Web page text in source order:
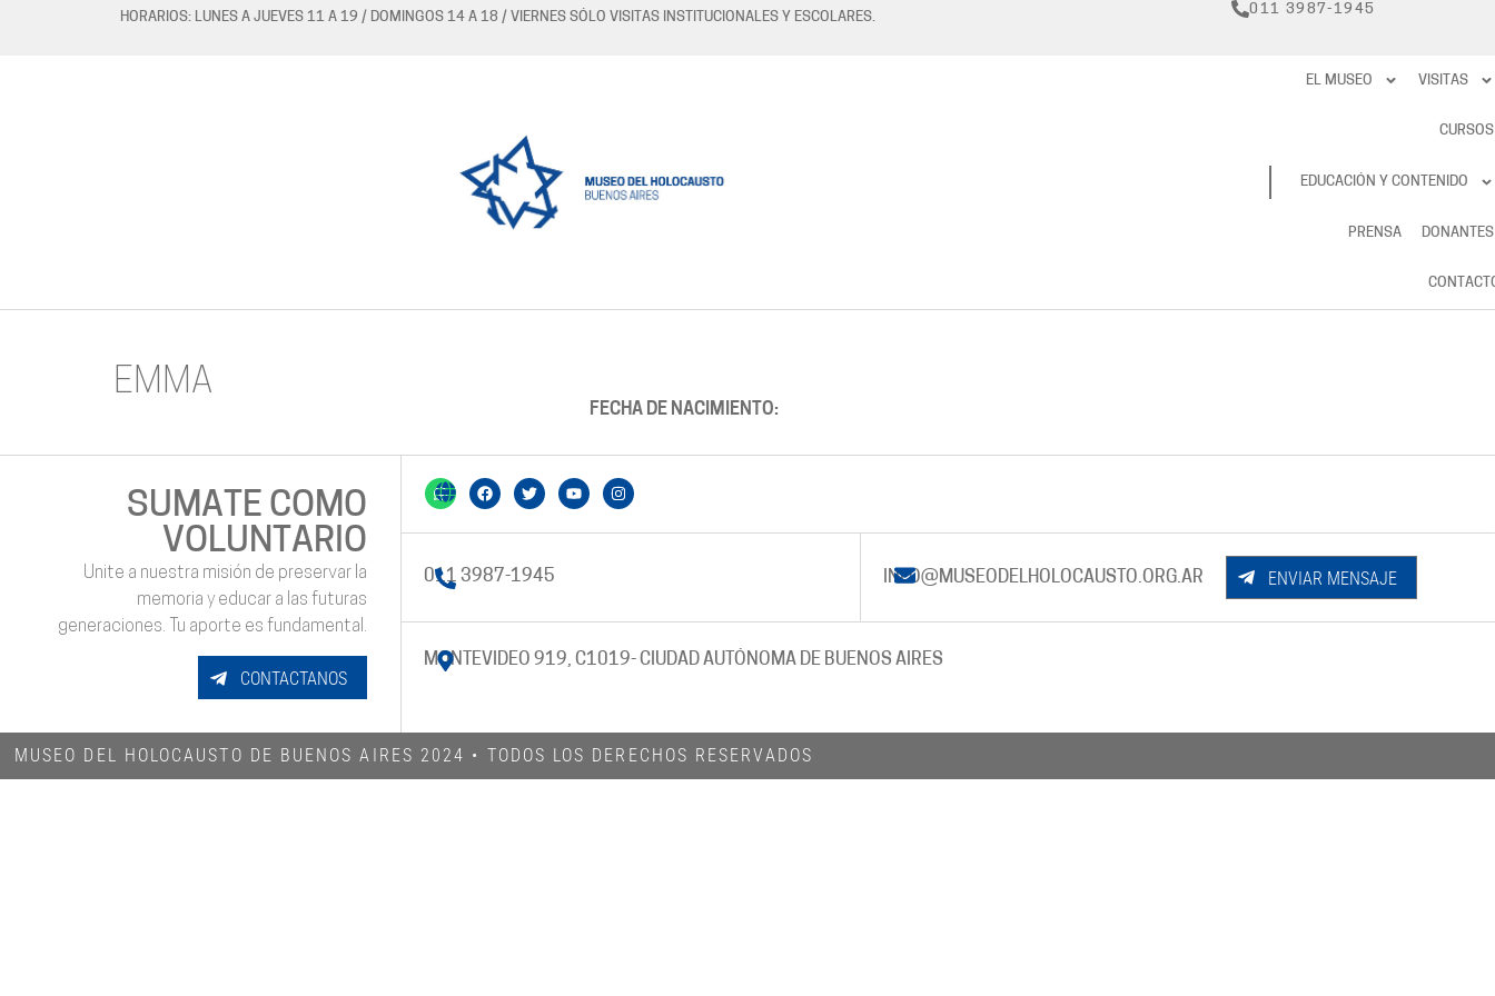
HORARIOS: LUNES A JUEVES 11 A 19 / DOMINGOS 14 A 18 / VIERNES SÓLO VISITAS INSTITUCIONALES Y ESCOLARES.
011 3987-1945
RESERVAS
EL MUSEO VISITAS
CURSOS
EDUCACIÓN Y CONTENIDO
PRENSA DONANTES
EMMA
FECHA DE NACIMIENTO:
SUMATE COMO
VOLUNTARIO
Unite a nuestra misión de preservar la
memoria y educar a las futuras
generaciones. Tu aporte es fundamental.
CONTACTANOS
011 3987-1945 INFO@MUSEODELHOLOCAUSTO.ORG.AR ENVIAR MENSAJE
MONTEVIDEO 919, C1019- CIUDAD AUTÓNOMA DE BUENOS AIRES
MUSEO DEL HOLOCAUSTO DE BUENOS AIRES 2024​ • TODOS LOS DERECHOS RESERVADOS